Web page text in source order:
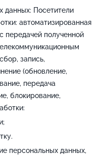
данных: Посетители
автоматизированная
передачей полученной
запись,
(обновление,
передача
блокирование,
персональных данных,